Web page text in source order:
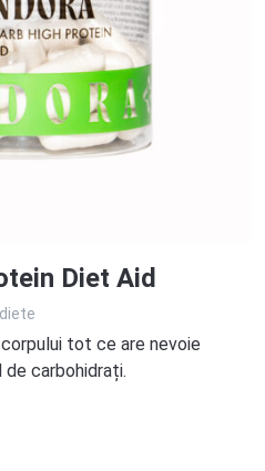
Diet Aid
tot ce are nevoie
carbohidrați.